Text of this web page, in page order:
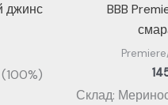
джинс
BBB
Склад: